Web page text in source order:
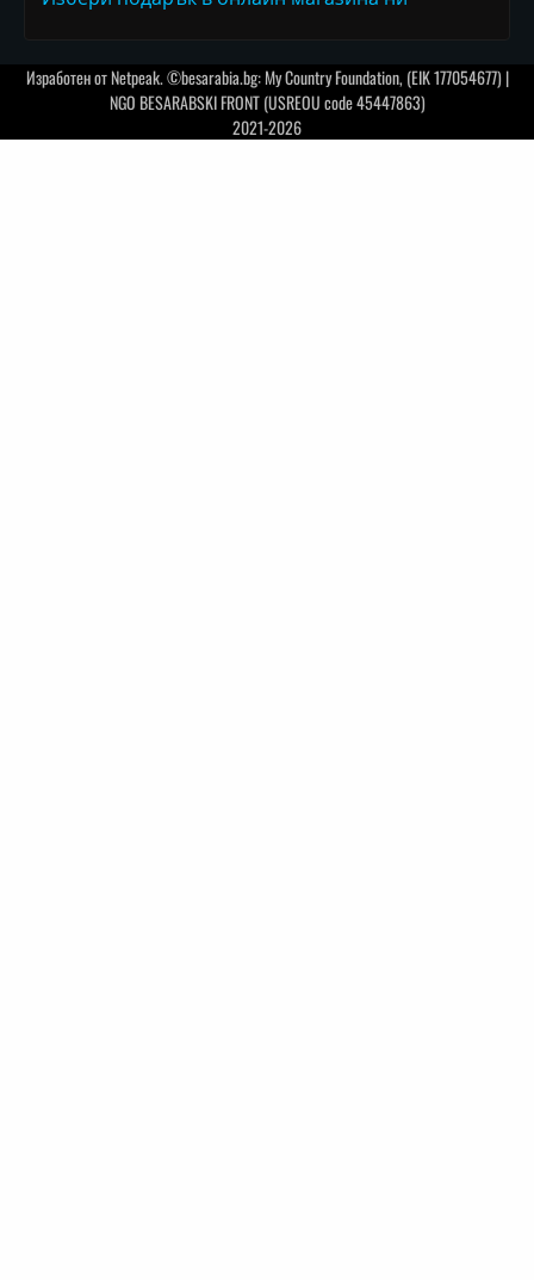
Изработен отNetpeak. ©besarabia.bg: My Country Foundation, (EIK 177054677) |
NGO BESARABSKI FRONT (USREOU code 45447863)
2021-2026